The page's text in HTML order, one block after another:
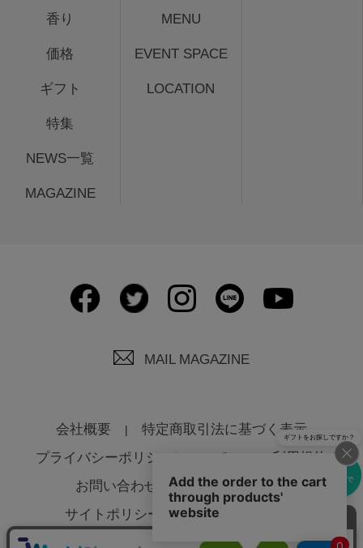
香り
価格
ギフト
特集
NEWS一覧
MAGAZINE
MENU
EVENT SPACE
LOCATION
MAIL MAGAZINE
会社概要
特定商取引法に基づく表示
プライバシーポリシーについて
ご利用規約
お問い合わせ
よくあるご質問
サイトポリシーについて
eギフトで
ギフトをお探しですか？